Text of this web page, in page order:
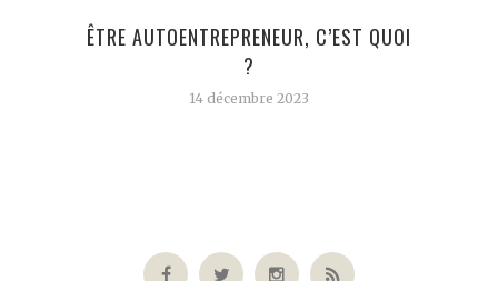
ÊTRE AUTOENTREPRENEUR, C’EST QUOI
?
14 décembre 2023